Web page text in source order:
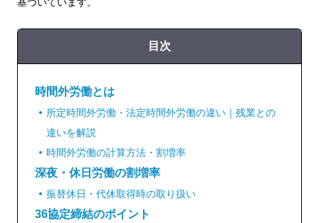
目次
時間外労働とは
所定時間外労働・法定時間外労働の違い｜残業との
違いを解説
時間外労働の計算方法・割増率
深夜・休日労働の割増率
振替休日・代休取得時の取り扱い
36協定締結のポイント